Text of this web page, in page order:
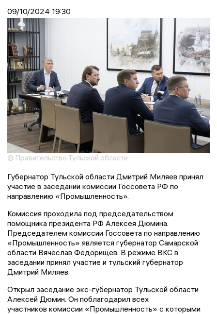
09/10/2024 19:30
© Правительство Тульской области
Губернатор Тульской области Дмитрий Миляев принял
участие в заседании комиссии Госсовета РФ по
направлению «Промышленность».
Комиссия проходила под председательством
помощника президента РФ Алексея Дюмина.
Председателем комиссии Госсовета по направлению
«Промышленность» является губернатор Самарской
области Вячеслав Федорищев. В режиме ВКС в
заседании принял участие и тульский губернатор
Дмитрий Миляев.
Открыл заседание экс-губернатор Тульской области
Алексей Дюмин. Он поблагодарил всех
участников комиссии «Промышленность» с которыми